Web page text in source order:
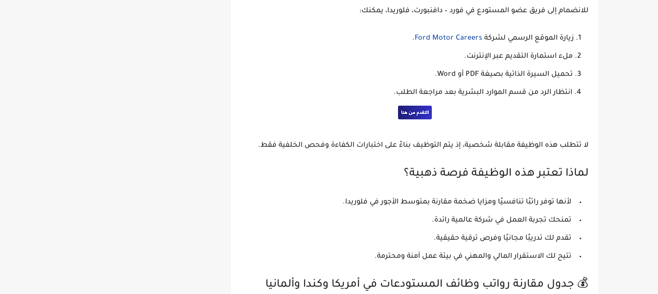
للانضمام إلى فريق عضو المستودع في فورد – دافنبورت، فلوريدا، يمكنك:
زيارة الموقع الرسمي لشركة Ford Motor Careers
.
ملء استمارة التقديم عبر الإنترنت.
تحميل السيرة الذاتية بصيغة PDF أو Word.
انتظار الرد من قسم الموارد البشرية بعد مراجعة الطلب.
لا تتطلب هذه الوظيفة مقابلة شخصية، إذ يتم التوظيف بناءً على اختبارات الكفاءة وفحص الخلفية فقط.
لماذا تعتبر هذه الوظيفة فرصة ذهبية؟
لأنها توفرراتبًا تنافسيًا ومزايا ضخمة مقارنة بمتوسط الأجور في فلوريدا.
تمنحك تجربة العمل في شركة عالمية رائدة.
تقدم لك تدريبًا مجانيًا وفرص ترقية حقيقية.
تتيح لك الاستقرار المالي والمهني في بيئة عمل آمنة ومحترمة.
💰 جدول مقارنة رواتب وظائف المستودعات في أمريكا وكندا وألمانيا